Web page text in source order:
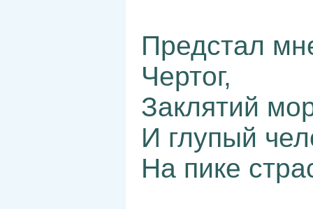
Предстал
Чертог,
Заклятий
И глупый
На пике